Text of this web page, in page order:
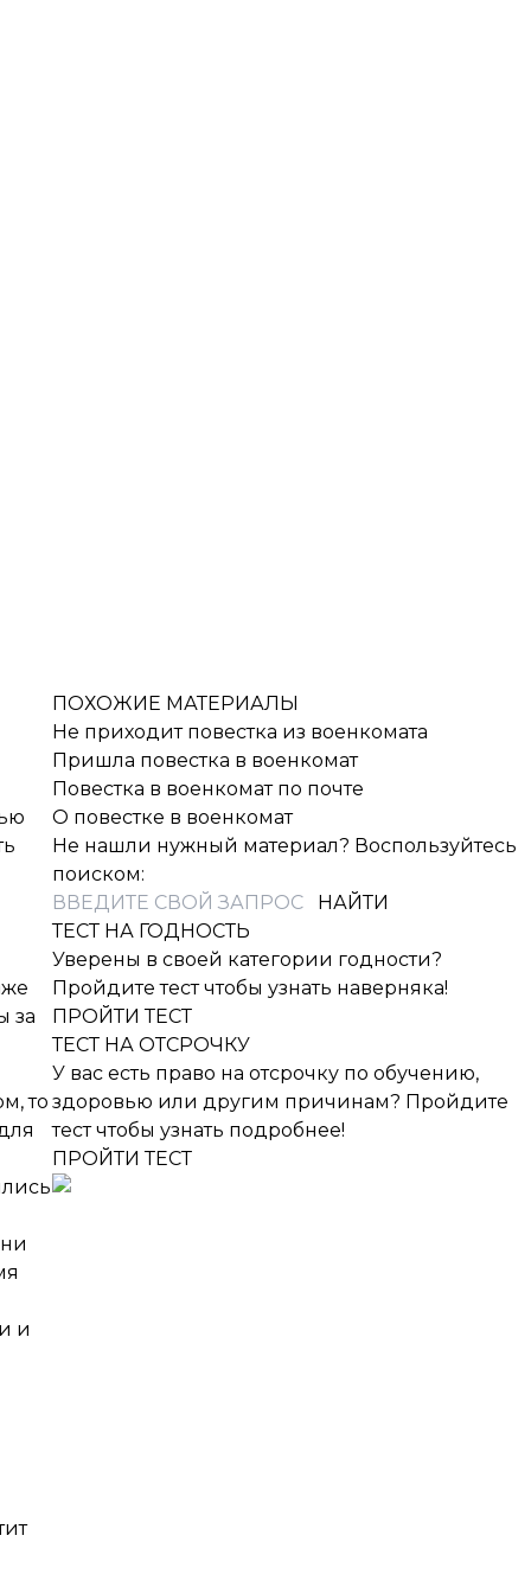
за
то
и
ПОХОЖИЕ МАТЕРИАЛЫ
Не приходит повестка из военкомата
Пришла повестка в военкомат
Повестка в военкомат по почте
О повестке в военкомат
Не нашли нужный материал? Воспользуйтесь
поиском:
ТЕСТ НА ГОДНОСТЬ
Уверены в своей категории годности?
Пройдите тест чтобы узнать наверняка!
ПРОЙТИ ТЕСТ
ТЕСТ НА ОТСРОЧКУ
У вас есть право на отсрочку по обучению,
здоровью или другим причинам? Пройдите
тест чтобы узнать подробнее!
ПРОЙТИ ТЕСТ